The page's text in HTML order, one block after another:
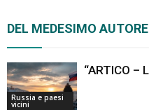
DEL MEDESIMO AUTORE
Russia e paesi
vicini
“ARTICO –